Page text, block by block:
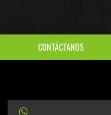
CONTÁCTANOS